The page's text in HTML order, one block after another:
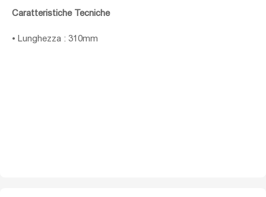
Caratteristiche Tecniche
• Lunghezza : 310mm